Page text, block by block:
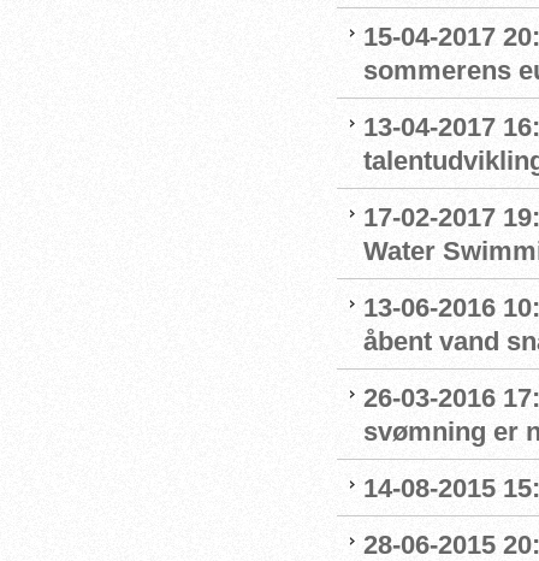
15-04-2017
sommerens
13-04-2017
17-02-2017
Water
13-06-2016
åbent vand
26-03-2016
svømning er
14-08-2015
28-06-2015